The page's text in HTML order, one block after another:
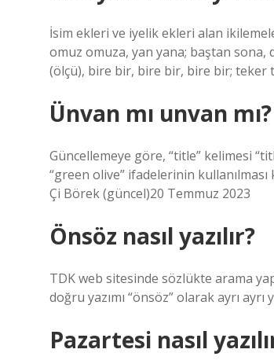
İsim ekleri ve iyelik ekleri alan
omuz omuza, yan yana; baştan sona,
(ölçü), bire bir, bire bir, bire bir;
Ünvan mı unvan mı?
Güncellemeye göre, “title” kelimesi
“green olive” ifadelerinin
Çi Börek (güncel)20 Temmuz 2023
Önsöz nasıl yazılır?
TDK web sitesinde sözlükte arama
doğru yazımı “önsöz” olarak ayrı
Pazartesi nasıl